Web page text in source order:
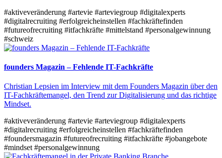
#aktiveveränderung #artevie #arteviegroup #digitalexperts
#digitalrecruiting #erfolgreicheinstellen #fachkräftefinden
#futureofrecruiting #itfachkräfte #mittelstand #personalgewinnung
#schweiz
founders Magazin – Fehlende IT-Fachkräfte
Christian Lepsien im Interview mit dem Founders Magazin über den
IT-Fachkräftemangel, den Trend zur Digitalisierung und das richtige
Mindset.
#aktiveveränderung #artevie #arteviegroup #digitalexperts
#digitalrecruiting #erfolgreicheinstellen #fachkräftefinden
#foundersmagazin #futureofrecruiting #itfachkräfte #jobangebote
#mindset #personalgewinnung